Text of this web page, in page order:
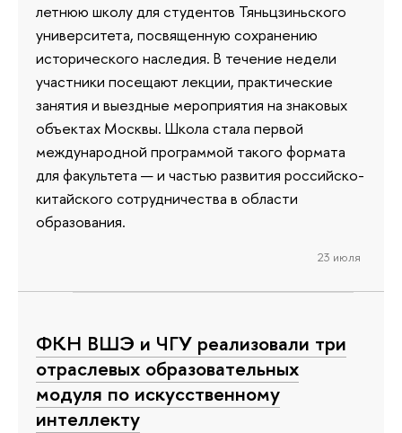
летнюю школу для студентов Тяньцзиньского
университета, посвященную сохранению
исторического наследия. В течение недели
участники посещают лекции, практические
занятия и выездные мероприятия на знаковых
объектах Москвы. Школа стала первой
международной программой такого формата
для факультета — и частью развития российско-
китайского сотрудничества в области
образования.
23 июля
ФКН ВШЭ и ЧГУ реализовали три
отраслевых образовательных
модуля по искусственному
интеллекту